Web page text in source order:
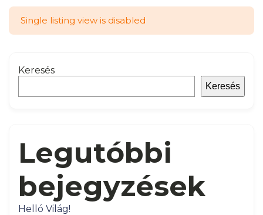
Single listing view is disabled
Keresés
Keresés
Legutóbbi
bejegyzések
Helló Világ!